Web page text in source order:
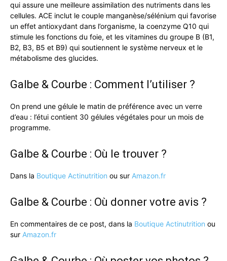
qui assure une meilleure assimilation des nutriments dans les
cellules. ACE inclut le couple manganèse/sélénium qui favorise
un effet antioxydant dans l’organisme, la coenzyme Q10 qui
stimule les fonctions du foie, et les vitamines du groupe B (B1,
B2, B3, B5 et B9) qui soutiennent le système nerveux et le
métabolisme des glucides.
Galbe & Courbe : Comment l’utiliser ?
On prend une gélule le matin de préférence avec un verre
d’eau : l’étui contient 30 gélules végétales pour un mois de
programme.
Galbe & Courbe : Où le trouver ?
Dans la Boutique Actinutrition ou sur Amazon.fr
Galbe & Courbe : Où donner votre avis ?
En commentaires de ce post, dans la Boutique Actinutrition ou
sur Amazon.fr